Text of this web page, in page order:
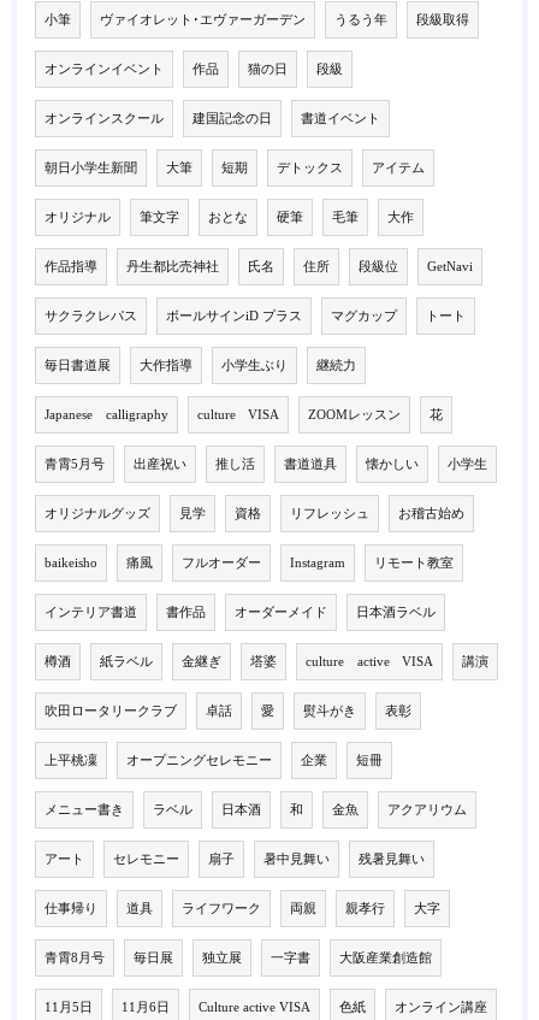
小筆 ヴァイオレット･エヴァーガーデン うるう年 段級取得
オンラインイベント 作品 猫の日 段級
オンラインスクール 建国記念の日 書道イベント
朝日小学生新聞 大筆 短期 デトックス アイテム
オリジナル 筆文字 おとな 硬筆 毛筆 大作
作品指導 丹生都比売神社 氏名 住所 段級位 GetNavi
サクラクレパス ボールサインiD プラス マグカップ トート
毎日書道展 大作指導 小学生ぶり 継続力
Japanese calligraphy culture VISA ZOOMレッスン 花
青霄5月号 出産祝い 推し活 書道道具 懐かしい 小学生
オリジナルグッズ 見学 資格 リフレッシュ お稽古始め
baikeisho 痛風 フルオーダー Instagram リモート教室
インテリア書道 書作品 オーダーメイド 日本酒ラベル
樽酒 紙ラベル 金継ぎ 塔婆 culture active VISA 講演
吹田ロータリークラブ 卓話 愛 熨斗がき 表彰
上平桃凜 オープニングセレモニー 企業 短冊
メニュー書き ラベル 日本酒 和 金魚 アクアリウム
アート セレモニー 扇子 暑中見舞い 残暑見舞い
仕事帰り 道具 ライフワーク 両親 親孝行 大字
青霄8月号 毎日展 独立展 一字書 大阪産業創造館
11月5日 11月6日 Culture active VISA 色紙 オンライン講座